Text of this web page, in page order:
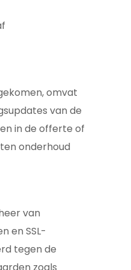
omvat
van de
in de offerte of
onderhoud
van
en SSL-
tegen de